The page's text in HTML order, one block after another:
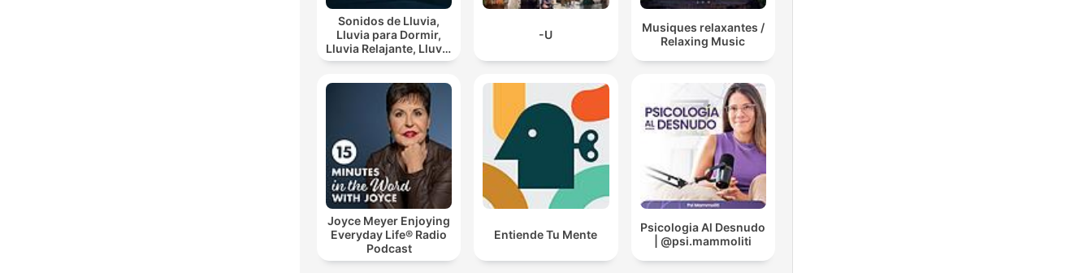
Sonidos de Lluvia,
Lluvia para Dormir,
Lluvia Relajante, Lluvia
Suave, Lluvia Para
-U
Musiques relaxantes /
Relaxing Music
Joyce Meyer Enjoying
Everyday Life® Radio
Podcast
Entiende Tu Mente
Psicologia Al Desnudo
| @psi.mammoliti